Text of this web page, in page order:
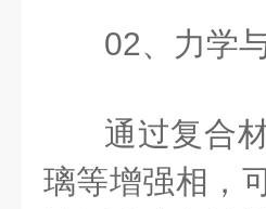
02、力学
通过复合
璃等增强相，